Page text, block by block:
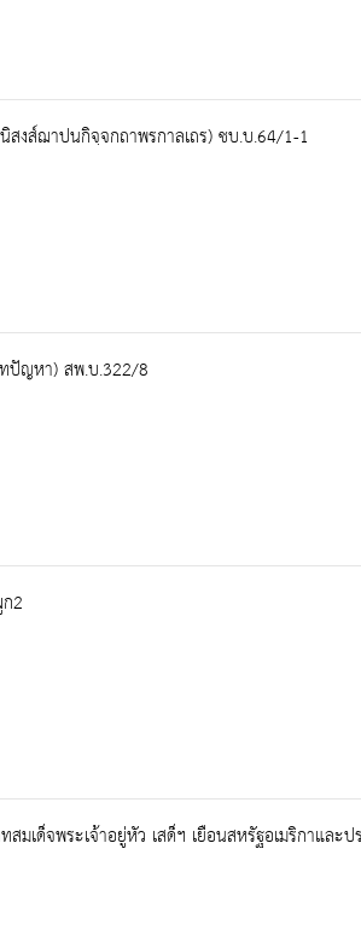
งส์ฌาปนกิจฺจกถาพรกาลเถร) ชบ.บ.64/1-1
ปัญหา) สพ.บ.322/8
2
มเด็จพระเจ้าอยู่หัว เสด็ฯ เยือนสหรัฐอเมริกาและป